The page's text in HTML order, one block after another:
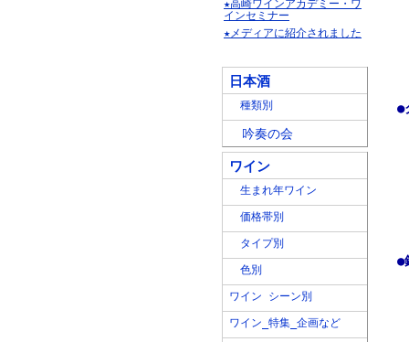
★高崎ワインアカデミー・ワ
インセミナー
★メディアに紹介されました
日本酒
種類別
吟奏の会
ワイン
生まれ年ワイン
価格帯別
タイプ別
色別
ワイン シーン別
ワイン_特集_企画など
●
●